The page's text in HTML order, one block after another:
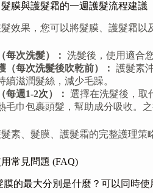
膜與護髮霜的一週護髮流程建議
效果，您可以將髮膜、護髮霜
每次洗髮）： 洗髮後，使用適合
（每次洗髮後吹乾前）： 護髮素
續滋潤髮絲，減少毛躁。
每週1-2次）： 選擇在洗髮後，取
毛巾包裹頭髮，幫助成分吸收。
素、髮膜、護髮霜的完整護理策
常見問題 (FAQ)
膜的最大分別是什麼？可以同時使